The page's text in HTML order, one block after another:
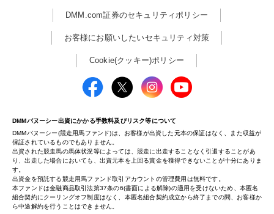
DMM.com証券のセキュリティポリシー
お客様にお願いしたいセキュリティ対策
Cookie(クッキー)ポリシー
DMMバヌーシー出資にかかる手数料及びリスク等について
DMMバヌーシー(競走用馬ファンド)は、お客様が出資した元本の保証はなく、また収益が
保証されているものでもありません。
出資された競走馬の馬体状況等によっては、競走に出走することなく引退することがあ
り、出走した場合においても、出資元本を上回る賞金を獲得できないことが十分にありま
す。
出資金を預託する競走用馬ファンド取引アカウントの管理費用は無料です。
本ファンドは金融商品取引法第37条の6(書面による解除)の適用を受けないため、本匿名
組合契約にクーリングオフ制度はなく、本匿名組合契約成立から終了までの間、お客様か
ら中途解約を行うことはできません。